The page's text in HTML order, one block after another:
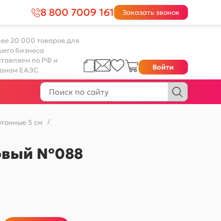
8 800 7009 161 Заказать звонок
20 000 товаров для
бизнеса
по РФ и
ЕАЭС
Войти
5 см /
№088